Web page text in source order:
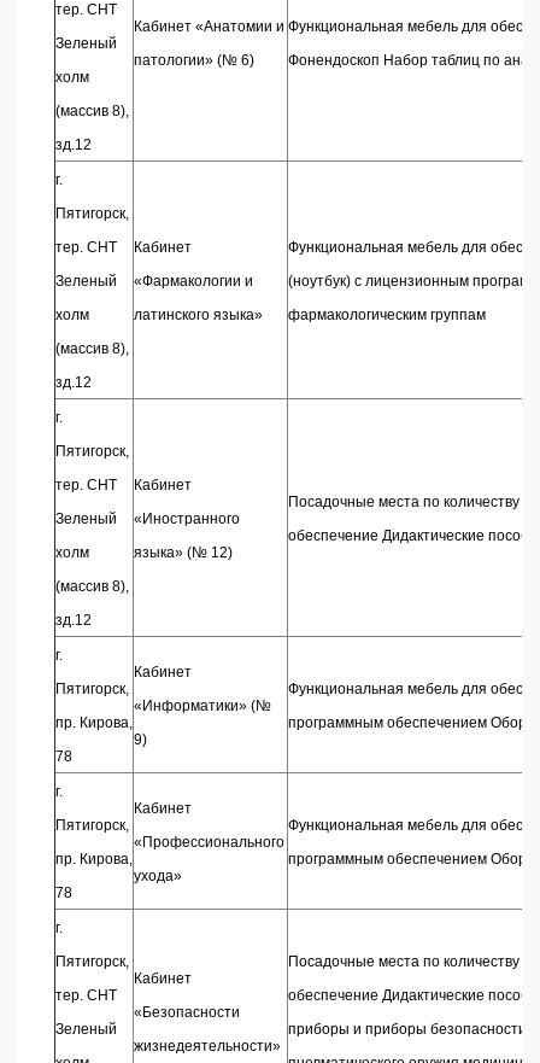
тер. СНТ
Зеленый
холм
(массив 8),
зд.12
Кабинет «Анатомии и
патологии» (№ 6)
Функциональная мебель для
Фонендоскоп Набор таблиц по
г.
Пятигорск,
тер. СНТ
Зеленый
холм
(массив 8),
зд.12
Кабинет
«Фармакологии и
латинского языка»
Функциональная мебель для
(ноутбук) с лицензионным
фармакологическим группам
г.
Пятигорск,
тер. СНТ
Зеленый
холм
(массив 8),
зд.12
Кабинет
«Иностранного
языка» (№ 12)
Посадочные места по количеству
обеспечение Дидактические
г.
Пятигорск,
пр. Кирова,
78
Кабинет
«Информатики» (№
9)
Функциональная мебель для
программным обеспечением
г.
Пятигорск,
пр. Кирова,
78
Кабинет
«Профессионального
ухода»
Функциональная мебель для
программным обеспечением
г.
Пятигорск,
тер. СНТ
Зеленый
Кабинет
«Безопасности
жизнедеятельности»
Посадочные места по количеству
обеспечение Дидактические
приборы и приборы безопасности